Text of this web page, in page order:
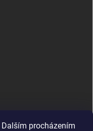
procházením